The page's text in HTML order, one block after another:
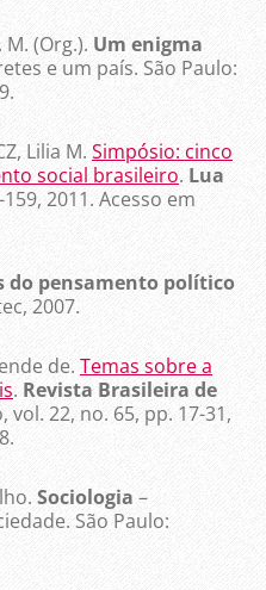
M. (Org.). Um enigma
e um país. São Paulo:
Lilia M. Simpósio: cinco
social brasileiro. Lua
2011. Acesso em
do pensamento político
2007.
de. Temas sobre a
. Revista Brasileira de
vol. 22, no. 65, pp. 17-31,
Sociologia –
São Paulo: